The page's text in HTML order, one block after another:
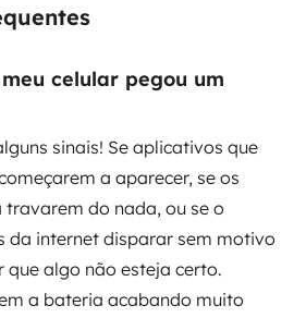
celular pegou um
sinais! Se aplicativos que
a aparecer, se os
travarem do nada, ou se o
da internet disparar sem motivo
que algo não esteja certo.
a bateria acabando muito